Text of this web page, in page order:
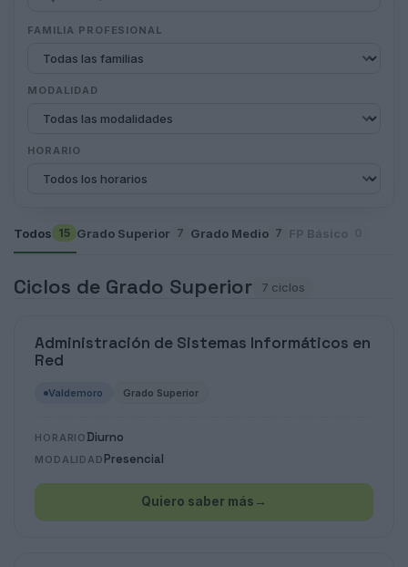
FAMILIA PROFESIONAL
MODALIDAD
HORARIO
Todos 15 Grado Superior 7 Grado Medio 7 FP Básico
Ciclos de Grado Superior 7 ciclos
Administración de Sistemas Informáticos en
Red
Valdemoro Grado Superior
HORARIO Diurno
MODALIDAD Presencial
Quiero saber más →